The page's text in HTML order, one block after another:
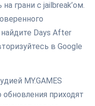
грани с jailbreak’ом.
найдите Days After
в Google
MY.GAMES
обновления приходят